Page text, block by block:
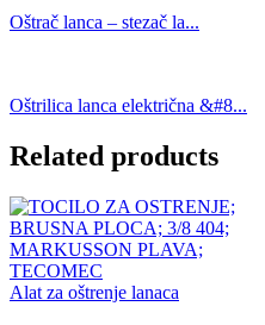
Oštrač lanca – stezač la...
Oštrilica lanca električna &#8...
Related products
Alat za oštrenje lanaca